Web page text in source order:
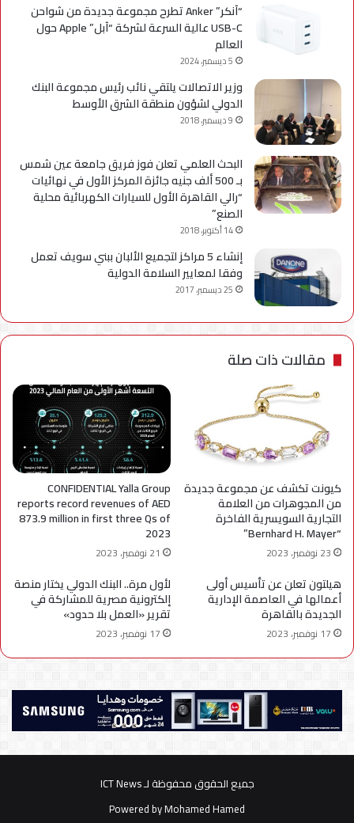
“آنكر” Anker تطرح مجموعة جديدة من شواحن
USB-C عالية السرعة لشركة “آبل” Apple حول
العالم
5 ديسمبر، 2024
وزير الاتصالات يلتقي نائب رئيس مجموعة البنك
الدولي لشؤون منطقة الشرق الأوسط
9 ديسمبر، 2018
البحث العلمي تعلن فوز فريق جامعة عين شمس
بـ 500 ألف جنيه جائزة المركز الأول في نهائيات
“رالي القاهرة الأول للسيارات الكهربائية محلية
الصنع”
14 أكتوبر، 2018
إنشاء 5 مراكز لتجميع الألبان ببني سويف تعمل
وفقا لمعايير السلامة الدولية
25 ديسمبر، 2017
مقالات ذات صلة
كيونت تكشف عن مجموعة جديدة
من المجوهرات من العلامة
التجارية السويسرية الفاخرة
“Bernhard H. Mayer”
23 نوفمبر، 2023
CONFIDENTIAL Yalla Group
reports record revenues of AED
873.9 million in first three Qs of
2023
21 نوفمبر، 2023
هيلتون تعلن عن تأسيس أولى
أعمالها في العاصمة الإدارية
الجديدة بالقاهرة
17 نوفمبر، 2023
لأول مرة.. البنك الدولي يختار منصة
إلكترونية مصرية للمشاركة في
تقرير «العمل بلا حدود»
17 نوفمبر، 2023
جميع الحقوق محفوظة لـ ICT News
Powered byMohamed Hamed